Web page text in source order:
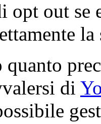
out se
la
quanto
di